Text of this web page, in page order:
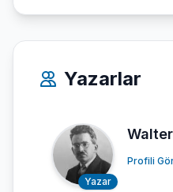
Yazarlar
Yazar
Profili